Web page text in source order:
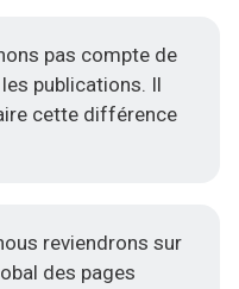
pas compte de
publications. Il
cette différence
reviendrons sur
des pages